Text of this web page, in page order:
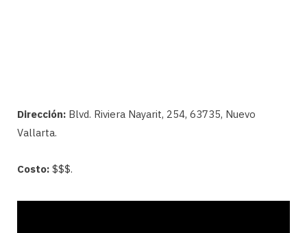
Dirección: Blvd. Riviera Nayarit, 254, 63735, Nuevo
Vallarta.
Costo: $$$.